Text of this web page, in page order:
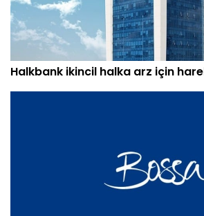
Halkbank ikincil halka arz için